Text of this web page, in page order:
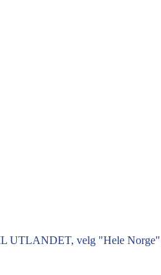
velg "Hele Norge"